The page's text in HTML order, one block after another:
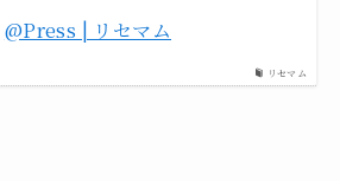
リセマム
@Press | リセマム